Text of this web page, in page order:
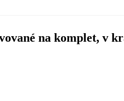
na komplet, v